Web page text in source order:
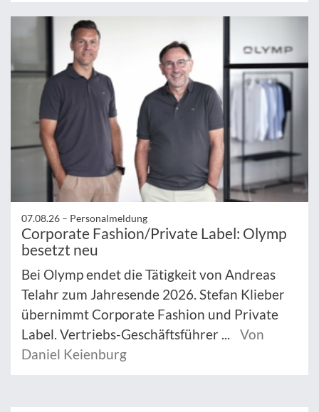
07.08.26 – Personalmeldung
Corporate Fashion/Private Label: Olymp
besetzt neu
Bei Olymp endet die Tätigkeit von Andreas
Telahr zum Jahresende 2026. Stefan Klieber
übernimmt Corporate Fashion und Private
Label. Vertriebs-Geschäftsführer ...
Von
Daniel Keienburg